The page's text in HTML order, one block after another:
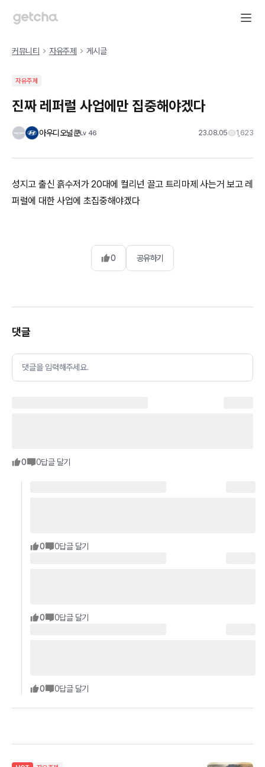
커뮤니티 자유주제 게시글
자유주제
진짜 레퍼럴 사업에만 집중해야겠다
아우디오널쿤Lv 46 23.08.05 1,623
성지고 출신 흙수저가 20대에 컬리넌 끌고 트리마제 사는거 보고 레
퍼럴에 대한 사업에 초집중해야겠다
0 공유하기
댓글
댓글을 입력해주세요.
0 0답글 달기
0 0답글 달기
0 0답글 달기
0 0답글 달기